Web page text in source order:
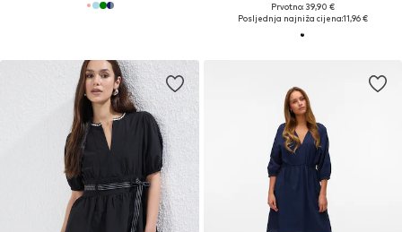
Prvotno: 39,90 €
Posljednja najniža cijena:11,96 €